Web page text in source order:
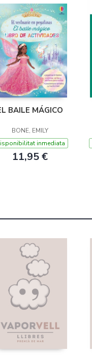
BAILE MÁGICO
BONE, EMILY
inmediata
11,95 €